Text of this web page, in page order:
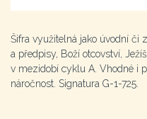
Šifra využitelná jako úvodní či
a předpisy, Boží otcovství,
v mezidobí cyklu A. Vhodné i
náročnost. Signatura G-1-725.